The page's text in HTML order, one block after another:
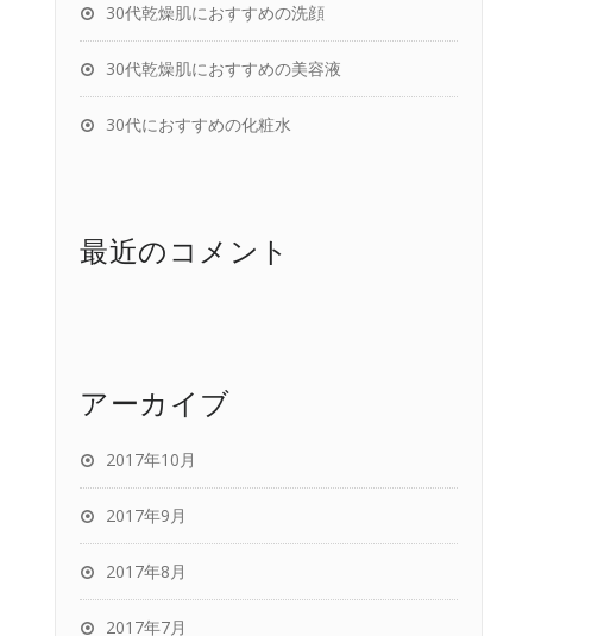
30代乾燥肌におすすめの洗顔
30代乾燥肌におすすめの美容液
30代におすすめの化粧水
最近のコメント
アーカイブ
2017年10月
2017年9月
2017年8月
2017年7月